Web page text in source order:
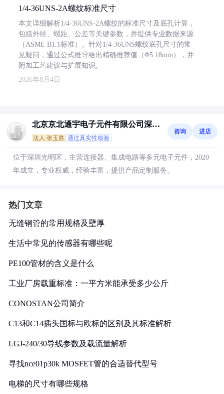
1/4-36UNS-2A螺纹标准尺寸
本文详细解析1/4-36UNS-2A螺纹的标准尺寸及底孔计算，
包括外径、螺距、公差等关键参数，并提供专业数据来源
（ASME B1.1标准）。针对1/4-36UNS螺纹底孔尺寸的常
见疑问，通过公式推导给出精确推荐值（Φ5.18mm），并
附加工艺建议与扩展知识。
2026年8月4日
北京京北通宇电子元件有限公司深圳
分公司
法人:张玉胜 通过真实性核验
咨询 进店
位于深圳光明区，主营连接器、集成电路等多元电子元件，2020
年成立，专业权威，经验丰富，提供产品定制服务。
热门文章
无缝钢管的常用规格及壁厚
生活中常见的传感器有哪些呢
PE100管材的含义是什么
工业厂房载重标准：一平方米能承受多少公斤
CONOSTAN公司简介
C13和C14插头国标与欧标的区别及其标准解析
LGJ-240/30导线参数及载流量解析
寻找nce01p30k MOSFET管的合适替代型号
电梯的尺寸有哪些规格